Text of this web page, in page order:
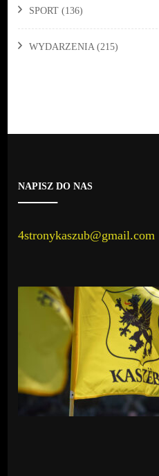
SPORT (136)
WYDARZENIA (215)
NAPISZ DO NAS
4stronykaszub@gmail.com